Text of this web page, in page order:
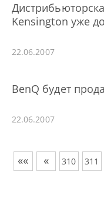
Kensington уже
22.06.2007
BenQ будет
22.06.2007
«« « 310 311